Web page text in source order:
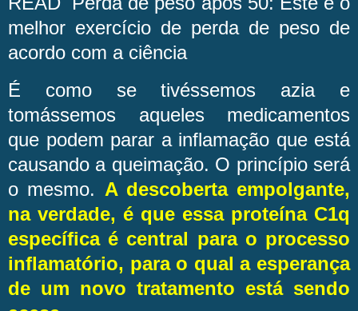
melhor exercício de perda de peso de
acordo com a ciência
É como se tivéssemos azia e
tomássemos aqueles medicamentos
que podem parar a inflamação que está
causando a queimação. O princípio será
o mesmo. A descoberta empolgante,
na verdade, é que essa proteína C1q
específica é central para o processo
inflamatório, para o qual a esperança
de um novo tratamento está sendo